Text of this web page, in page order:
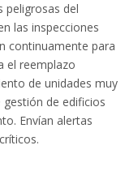
peligrosas del
las inspecciones
continuamente para
el reemplazo
de unidades muy
de edificios
Envían alertas